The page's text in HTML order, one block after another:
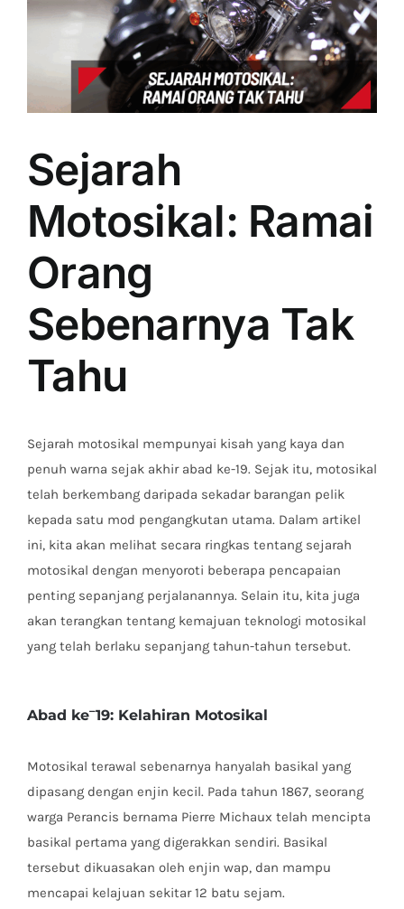
Sejarah
Motosikal: Ramai
Orang
Sebenarnya Tak
Tahu
Sejarah motosikal mempunyai kisah yang kaya dan
penuh warna sejak akhir abad ke-19. Sejak itu, motosikal
telah berkembang daripada sekadar barangan pelik
kepada satu mod pengangkutan utama. Dalam artikel
ini, kita akan melihat secara ringkas tentang sejarah
motosikal dengan menyoroti beberapa pencapaian
penting sepanjang perjalanannya. Selain itu, kita juga
akan terangkan tentang kemajuan teknologi motosikal
yang telah berlaku sepanjang tahun-tahun tersebut.
Abad ke–19: Kelahiran Motosikal
Motosikal terawal sebenarnya hanyalah basikal yang
dipasang dengan enjin kecil. Pada tahun 1867, seorang
warga Perancis bernama Pierre Michaux telah mencipta
basikal pertama yang digerakkan sendiri. Basikal
tersebut dikuasakan oleh enjin wap, dan mampu
mencapai kelajuan sekitar 12 batu sejam.